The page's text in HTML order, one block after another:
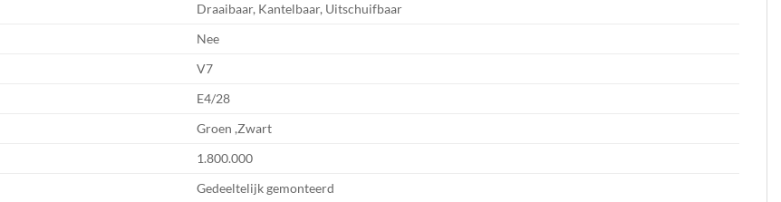
Draaibaar, Kantelbaar, Uitschuifbaar
Nee
V7
E4/28
Groen ,Zwart
1.800.000
Gedeeltelijk gemonteerd